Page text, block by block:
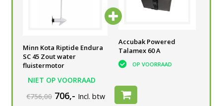
Minn Kota Riptide Endura
SC 45 Zout water
fluistermotor
NIET OP VOORRAAD
voor elektrische
buitenboordmotor
Accubak Powered
Talamex 60 A
OP VOORRAAD
€756,00 706,- Incl. btw